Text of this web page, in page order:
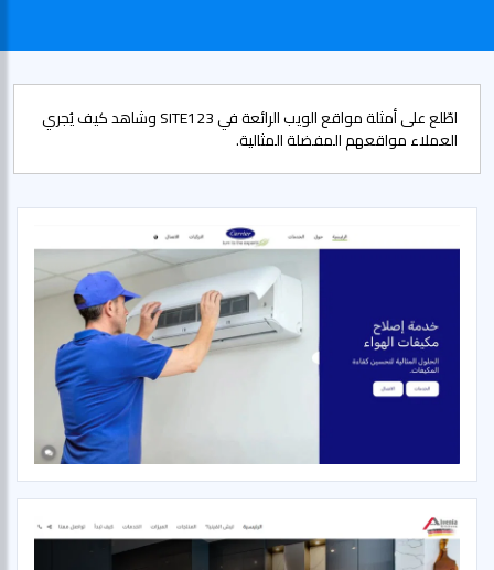
اطّلع على أمثلة مواقع الويب الرائعة في SITE123 وشاهد كيف يُجري
العملاء مواقعهم المفضلة المثالية.